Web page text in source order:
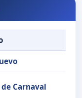
Carnaval